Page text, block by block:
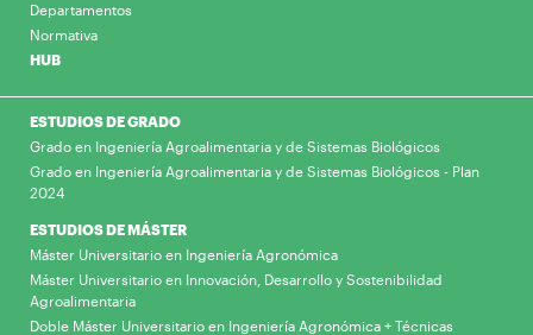
Departamentos
Normativa
HUB
ESTUDIOS DE GRADO
Grado en Ingeniería Agroalimentaria y de Sistemas Biológicos
Grado en Ingeniería Agroalimentaria y de Sistemas Biológicos - Plan
2024
ESTUDIOS DE MÁSTER
Máster Universitario en Ingeniería Agronómica
Máster Universitario en Innovación, Desarrollo y Sostenibilidad
Agroalimentaria
Doble Máster Universitario en Ingeniería Agronómica + Técnicas